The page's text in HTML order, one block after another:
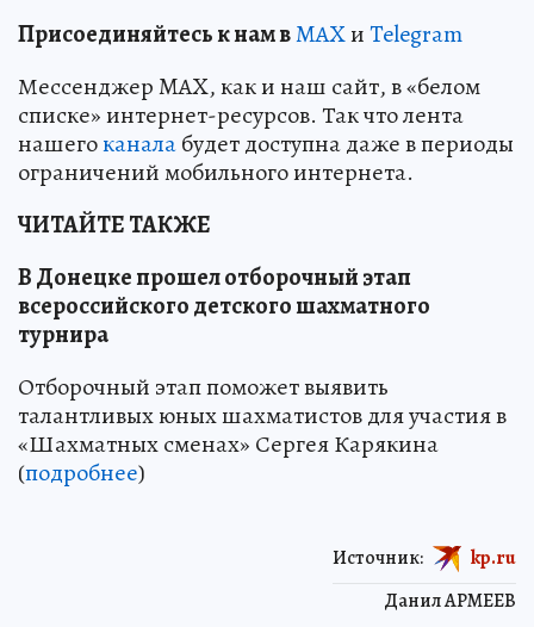
Присоединяйтесь к нам вMAXиTelegram
Мессенджер MAX, как и наш сайт, в «белом
списке» интернет-ресурсов. Так что лента
нашегоканалабудет доступна даже в периоды
ограничений мобильного интернета.
ЧИТАЙТЕ ТАКЖЕ
В Донецке прошел отборочный этап
всероссийского детского шахматного
турнира
Отборочный этап поможет выявить
талантливых юных шахматистов для участия в
«Шахматных сменах» Сергея Карякина
(подробнее)
Данил АРМЕЕВ
Источник: kp.ru